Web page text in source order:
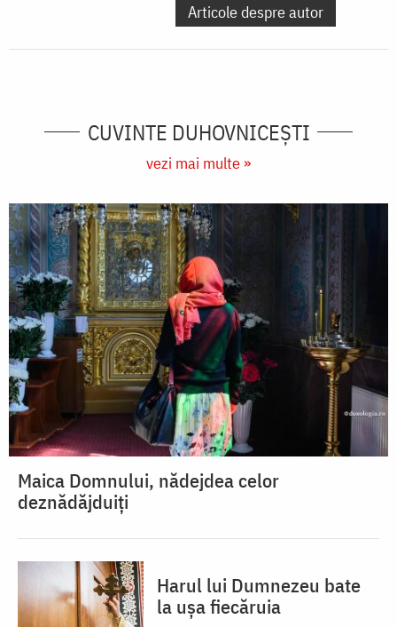
Articole despre autor
CUVINTE DUHOVNICEȘTI
vezi mai multe »
Maica Domnului, nădejdea celor
deznădăjduiți
Harul lui Dumnezeu bate
la ușa fiecăruia